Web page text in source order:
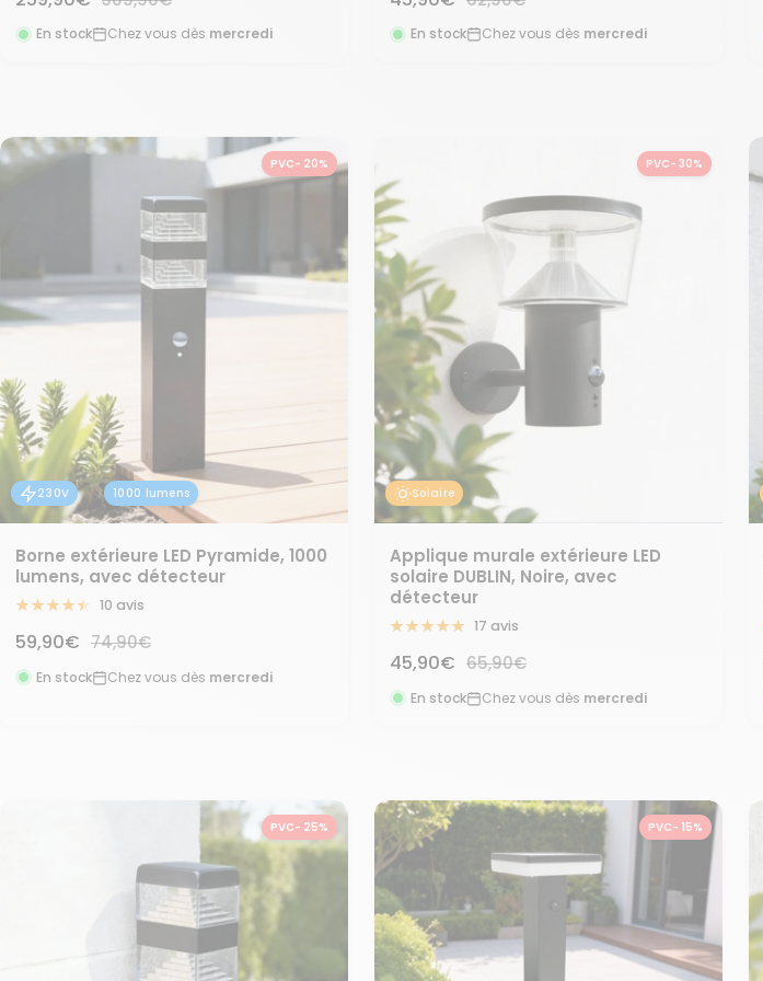
de
normal
En stock Chez vous dès mercredi
de
normal
En stock Chez vous dès mercredi
230V 1000 lumens
PVC- 20%
Borne extérieure LED Pyramide, 1000
lumens, avec détecteur
10 avis
Prix
de
59,90€ Prix
normal
74,90€
En stock Chez vous dès mercredi
Solaire
PVC- 30%
Applique murale extérieure LED
solaire DUBLIN, Noire, avec
détecteur
17 avis
Prix
de
45,90€ Prix
normal
65,90€
En stock Chez vous dès mercredi
PVC- 25% PVC- 15%